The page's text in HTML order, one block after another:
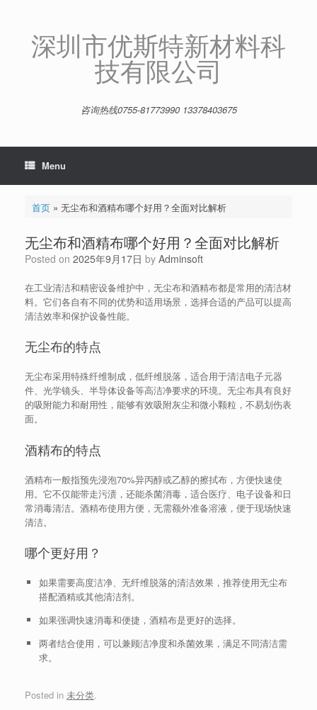
深圳市优斯特新材料科
技有限公司
咨询热线0755-81773990 13378403675
Menu
首页» 无尘布和酒精布哪个好用？全面对比解析
无尘布和酒精布哪个好用？全面对比解析
Posted on 2025年9月17日 by Adminsoft
在工业清洁和精密设备维护中，无尘布和酒精布都是常用的清洁材
料。它们各自有不同的优势和适用场景，选择合适的产品可以提高
清洁效率和保护设备性能。
无尘布的特点
无尘布采用特殊纤维制成，低纤维脱落，适合用于清洁电子元器
件、光学镜头、半导体设备等高洁净要求的环境。无尘布具有良好
的吸附能力和耐用性，能够有效吸附灰尘和微小颗粒，不易划伤表
面。
酒精布的特点
酒精布一般指预先浸泡70%异丙醇或乙醇的擦拭布，方便快速使
用。它不仅能带走污渍，还能杀菌消毒，适合医疗、电子设备和日
常消毒清洁。酒精布使用方便，无需额外准备溶液，便于现场快速
清洁。
哪个更好用？
如果需要高度洁净、无纤维脱落的清洁效果，推荐使用无尘布
搭配酒精或其他清洁剂。
如果强调快速消毒和便捷，酒精布是更好的选择。
两者结合使用，可以兼顾洁净度和杀菌效果，满足不同清洁需
求。
Posted in 未分类.